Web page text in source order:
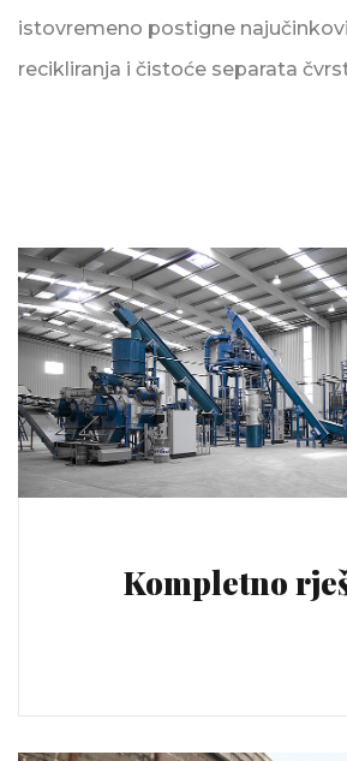
istovremeno postigne
recikliranja i čistoće separata
Kompletno